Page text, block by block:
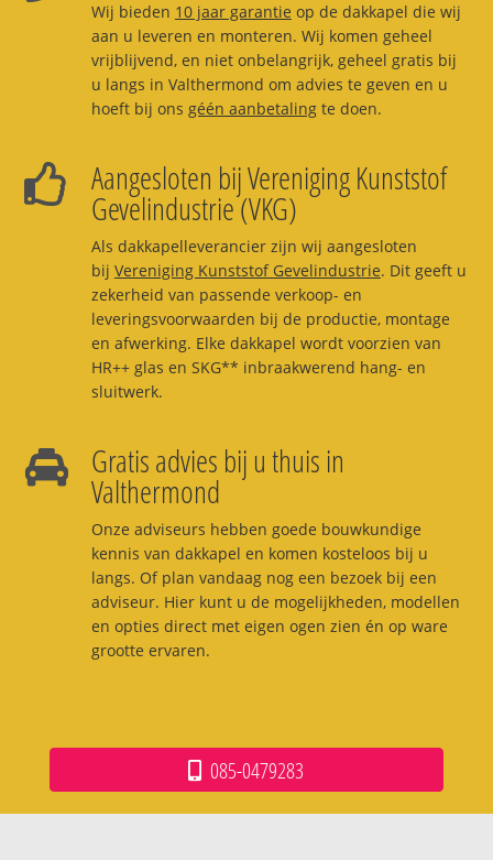
Wij bieden 10 jaar garantie op de dakkapel die wij
aan u leveren en monteren. Wij komen geheel
vrijblijvend, en niet onbelangrijk, geheel gratis bij
u langs in Valthermond om advies te geven en u
hoeft bij ons géén aanbetalingte doen.
Aangesloten bij Vereniging Kunststof
Gevelindustrie (VKG)
Als dakkapelleverancier zijn wij aangesloten
bij Vereniging Kunststof Gevelindustrie. Dit geeft u
zekerheid van passende verkoop- en
leveringsvoorwaarden bij de productie, montage
en afwerking. Elke dakkapel wordt voorzien van
HR++ glas en SKG** inbraakwerend hang- en
sluitwerk.
Gratis advies bij u thuis in
Valthermond
Onze adviseurs hebben goede bouwkundige
kennis van dakkapel en komen kosteloos bij u
langs. Of plan vandaag nog een bezoek bij een
adviseur. Hier kunt u de mogelijkheden, modellen
en opties direct met eigen ogen zien én op ware
grootte ervaren.
085-0479283